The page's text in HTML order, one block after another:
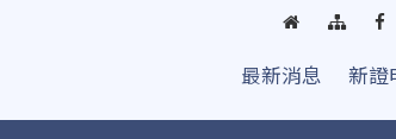
回
頁
網
導
覽
臺
最新消息 新證